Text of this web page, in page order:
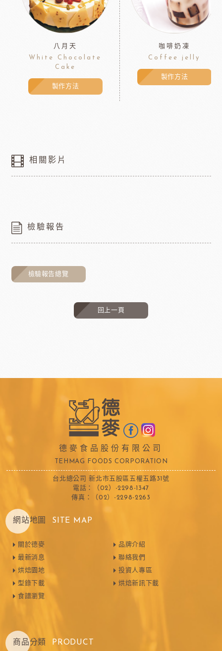
八月天
White Chocolate
Cake
製作方法
咖啡奶凍
Coffee jelly
製作方法
相關影片
檢驗報告
檢驗報告總覽
回上一頁
德麥食品股份有限公司
TEHMAG FOODS CORPORATION
台北總公司 新北市五股區五權五路31號
電話：（02）-2298-1347
傳真：（02）-2298-2263
網站地圖 SITE MAP
關於德麥
最新消息
烘焙園地
型錄下載
食譜瀏覽
品牌介紹
聯絡我們
投資人專區
烘焙新訊下載
商品分類 PRODUCT